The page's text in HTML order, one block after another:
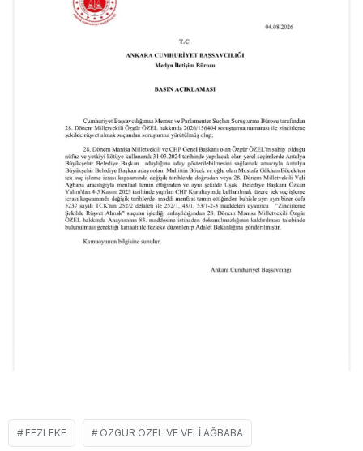
FEZLEKE ÖZGÜR ÖZEL VE VELI AĞBABA